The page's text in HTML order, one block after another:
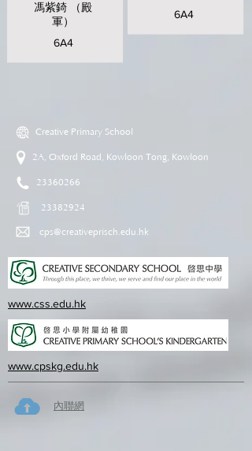
馮紫錡 （殿
軍）
6A4
6A4
Creative Primary School
2A, Oxford Road, Kowloon Tong, Kowloon
23360266
23382924
cps@creativeprisch.edu.hk
www.css.edu.hk
www.cpskg.edu.hk
內聯網